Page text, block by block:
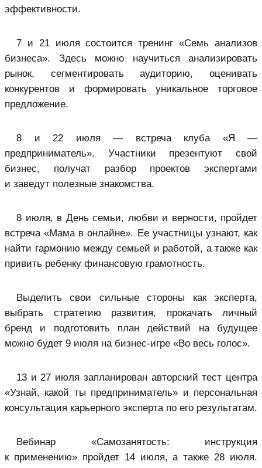
эффективности.
7 и 21 июля состоится тренинг «Семь анализов
бизнеса». Здесь можно научиться анализировать
рынок, сегментировать аудиторию, оценивать
конкурентов и формировать уникальное торговое
предложение.
8 и 22 июля — встреча клуба «Я —
предприниматель». Участники презентуют свой
бизнес, получат разбор проектов экспертами
и заведут полезные знакомства.
8 июля, в День семьи, любви и верности, пройдет
встреча «Мама в онлайне». Ее участницы узнают, как
найти гармонию между семьей и работой, а также как
привить ребенку финансовую грамотность.
Выделить свои сильные стороны как эксперта,
выбрать стратегию развития, прокачать личный
бренд и подготовить план действий на будущее
можно будет 9 июля на бизнес-игре «Во весь голос».
13 и 27 июля запланирован авторский тест центра
«Узнай, какой ты предприниматель» и персональная
консультация карьерного эксперта по его результатам.
Вебинар «Самозанятость: инструкция
к применению» пройдет 14 июля, а также 28 июля.